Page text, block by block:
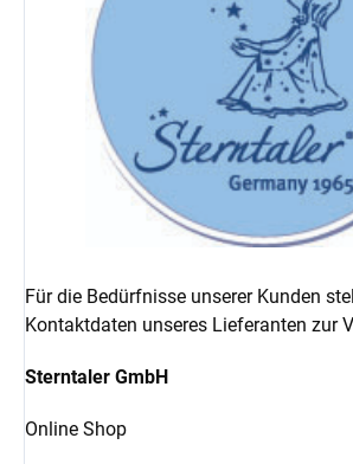
Für die Bedürfnisse unserer Kunden
Kontaktdaten unseres Lieferanten zur
Sterntaler GmbH
Online Shop